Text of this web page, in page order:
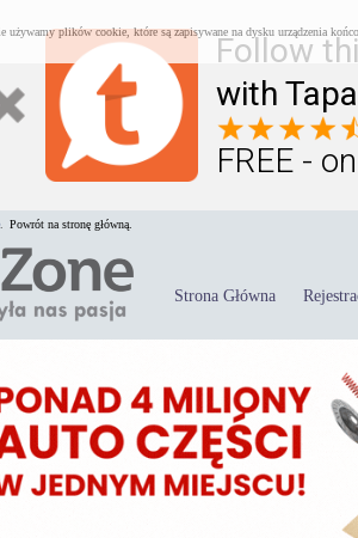
Follow
with
FREE -
używamy plików cookie, które są zapisywane na dysku urządzenia
Powrót na stronę główną.
Strona Główna